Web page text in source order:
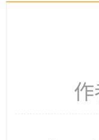
作